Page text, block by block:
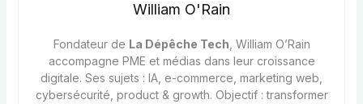
William O'Rain
Fondateur de La Dépêche Tech , William O’Rain
accompagne PME et médias dans leur croissance
digitale. Ses sujets : IA, e-commerce, marketing web,
cybersécurité, product & growth. Objectif : transformer